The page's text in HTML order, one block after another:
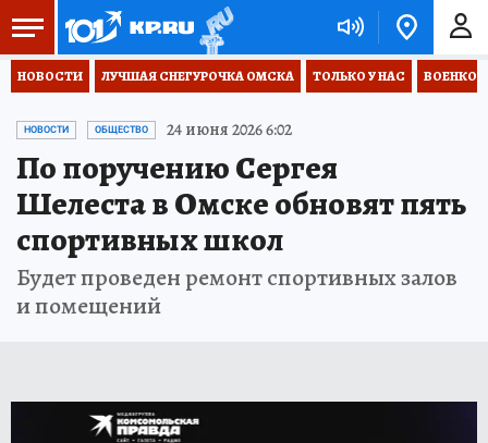
НОВОСТИ ЛУЧШАЯ СНЕГУРОЧКА ОМСКА ТОЛЬКО У НАС
НОВОСТИ ОБЩЕСТВО 24 июня 2026 6:02
По поручению Сергея
Шелеста в Омске обновят пять
спортивных школ
Будет проведен ремонт спортивных залов
и помещений